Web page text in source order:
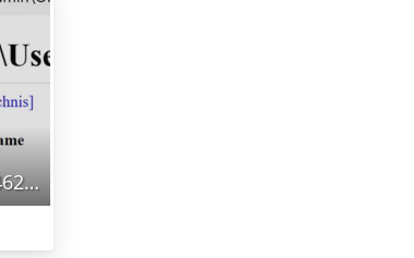
Screenshot 2023-05-06 104622.png